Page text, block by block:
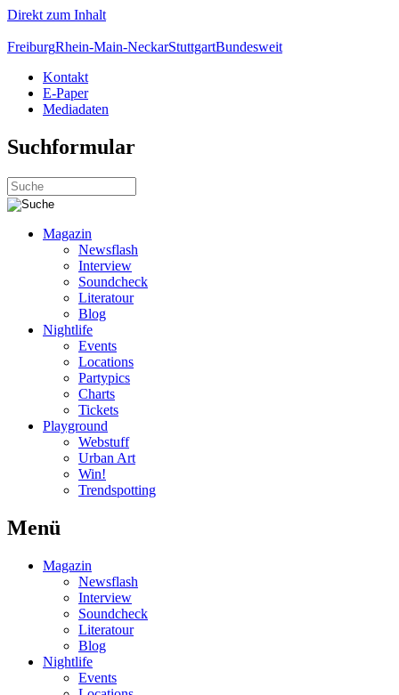
Direkt zum Inhalt
FreiburgRhein-Main-NeckarStuttgartBundesweit
Kontakt
E-Paper
Mediadaten
Suchformular
Magazin
Newsflash
Interview
Soundcheck
Literatour
Blog
Nightlife
Events
Locations
Partypics
Charts
Tickets
Playground
Webstuff
Urban Art
Win!
Trendspotting
Menü
Magazin
Newsflash
Interview
Soundcheck
Literatour
Blog
Nightlife
Events